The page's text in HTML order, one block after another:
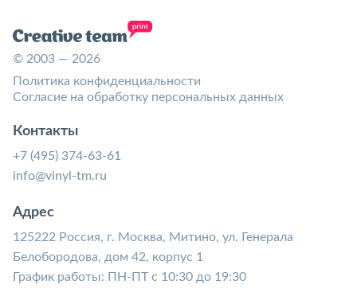
© 2003 — 2026
Политика конфиденциальности
Согласие на обработку персональных данных
Контакты
+7 (495) 374-63-61
info@vinyl-tm.ru
Адрес
125222 Россия, г. Москва, Митино, ул. Генерала
Белобородова, дом 42, корпус 1
График работы: ПН-ПТ с 10:30 до 19:30